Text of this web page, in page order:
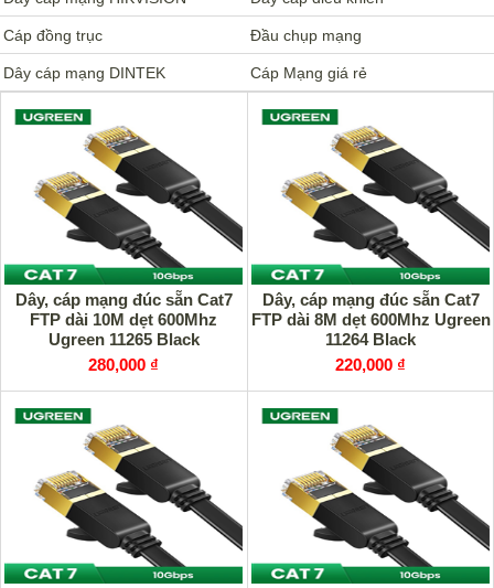
Cáp đồng trục Đầu chụp mạng
Dây cáp mạng DINTEK Cáp Mạng giá rẻ
Dây, cáp mạng đúc sẵn Cat7
FTP dài 10M dẹt 600Mhz
Ugreen 11265 Black
280,000 ₫
Dây, cáp mạng đúc sẵn Cat7
FTP dài 8M dẹt 600Mhz Ugreen
11264 Black
220,000 ₫